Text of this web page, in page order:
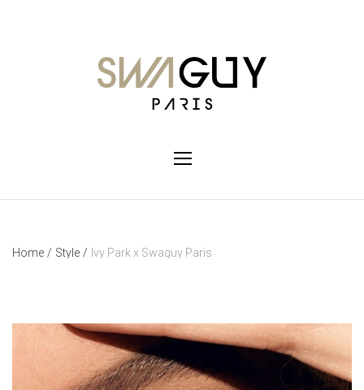
Home / Style / Ivy Park x Swaguy Paris